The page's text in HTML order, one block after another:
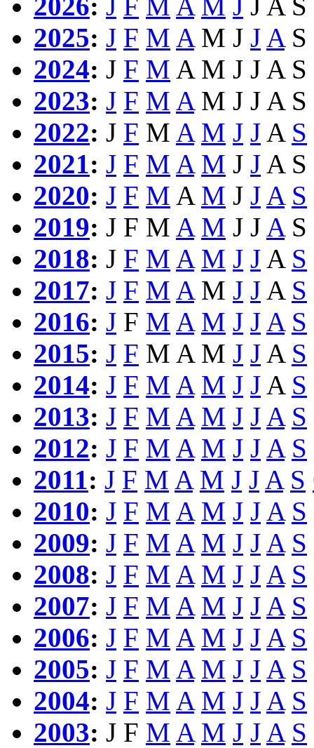
2025: J F M A M J J A S
2024: J F M A M J J A S
2023: J F M A M J J A S
2022: J F M A M J J A S
2021: J F M A M J J A S
2020: J F M A M J J A S
2019: J F M A M J J A S
2018: J F M A M J J A S
2017: J F M A M J J A S
2016: J F M A M J J A S
2015: J F M A M J J A S
2014: J F M A M J J A S
2013: J F M A M J J A S
2012: J F M A M J J A S
2011: J F M A M J J A S
2010: J F M A M J J A S
2009: J F M A M J J A S
2008: J F M A M J J A S
2007: J F M A M J J A S
2006: J F M A M J J A S
2005: J F M A M J J A S
2004: J F M A M J J A S
2003: J F M A M J J A S